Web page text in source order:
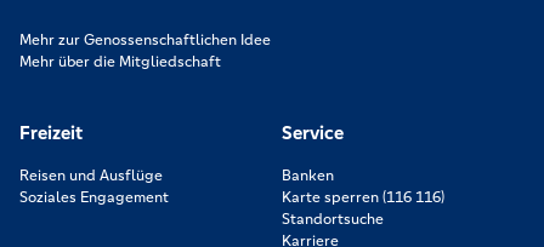
Mehr zur Genossenschaftlichen Idee
Mehr über die Mitgliedschaft
Freizeit
Reisen und Ausflüge
Soziales Engagement
Service
Banken
Karte sperren (116 116)
Standortsuche
Karriere